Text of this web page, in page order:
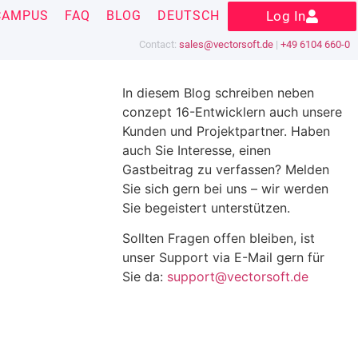
Contact: sales@vectorsoft.de | +49 6104 660-0
FAQ BLOG DEUTSCH Log In
In diesem Blog schreiben neben
conzept 16-Entwicklern auch unsere
Kunden und Projektpartner. Haben
auch Sie Interesse, einen
Gastbeitrag zu verfassen? Melden
Sie sich gern bei uns – wir werden
Sie begeistert unterstützen.
Sollten Fragen offen bleiben, ist
unser Support via E-Mail gern für
Sie da: support@vectorsoft.de